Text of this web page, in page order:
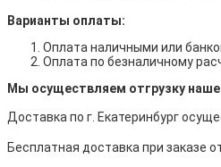
Варианты оплаты:
Оплата наличными или
Оплата по безналичному
Мы осуществляем отгрузку
Доставка по г. Екатеринбург
Бесплатная доставка при заказе